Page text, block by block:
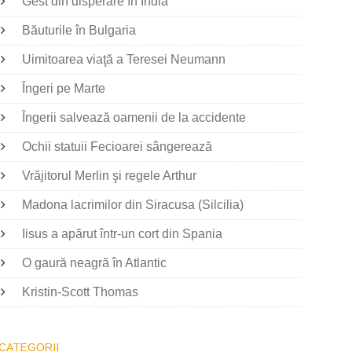
Băuturile în Bulgaria
Uimitoarea viaţă a Teresei Neumann
Îngeri pe Marte
Îngerii salvează oamenii de la accidente
Ochii statuii Fecioarei sângerează
Vrăjitorul Merlin şi regele Arthur
Madona lacrimilor din Siracusa (Silcilia)
Iisus a apărut într-un cort din Spania
O gaură neagră în Atlantic
Kristin-Scott Thomas